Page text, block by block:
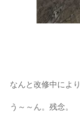
なんと改修中によ
う～～ん。残念。